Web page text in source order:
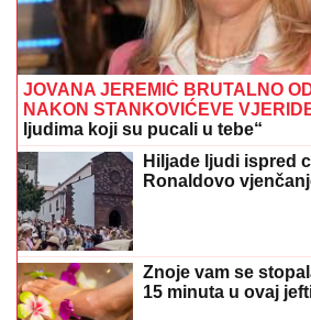
JOVANA JEREMIĆ BRUTALNO
NAKON STANKOVIĆEVE
ljudima koji su pucali u tebe“
Hiljade ljudi ispred
Ronaldovo
Znoje vam se
15 minuta u ovaj